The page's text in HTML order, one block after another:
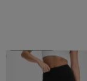
Katso hintaa